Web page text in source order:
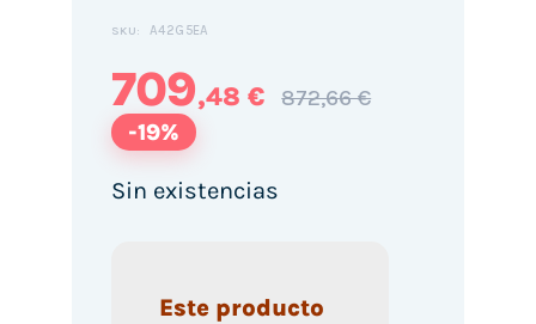
SKU: A42G5EA
709,48 € 872,66 €
-19%
Sin existencias
Este producto